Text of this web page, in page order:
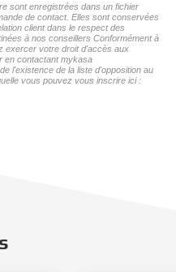
sont enregistrées dans un fichier
de contact. Elles sont conservées
client dans le respect des
à nos conseillers Conformément à
exercer votre droit d'accès aux
en contactant mykasa
l'existence de la liste d'opposition au
vous pouvez vous inscrire ici :